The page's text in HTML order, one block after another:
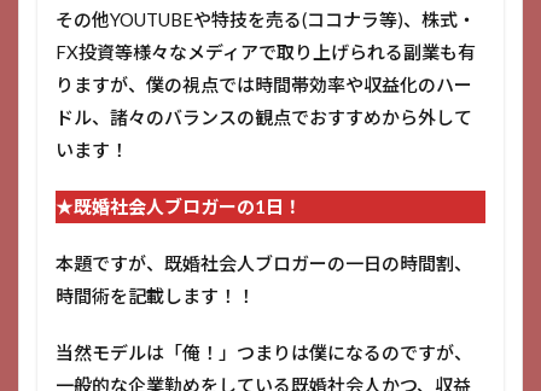
その他YOUTUBEや特技を売る(ココナラ等)、株式・
FX投資等様々なメディアで取り上げられる副業も有
りますが、僕の視点では時間帯効率や収益化のハー
ドル、諸々のバランスの観点でおすすめから外して
います！
★既婚社会人ブロガーの1日！
本題ですが、既婚社会人ブロガーの一日の時間割、
時間術を記載します！！
当然モデルは「俺！」つまりは僕になるのですが、
一般的な企業勤めをしている既婚社会人かつ、収益